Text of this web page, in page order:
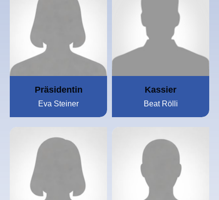
Präsidentin
Eva Steiner
Kassier
Beat Rölli